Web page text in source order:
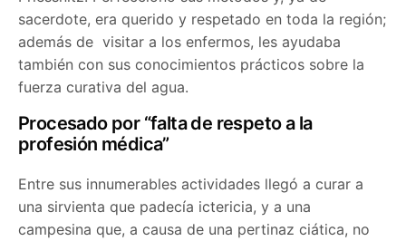
sacerdote, era querido y respetado en toda la región;
además de visitar a los enfermos, les ayudaba
también con sus conocimientos prácticos sobre la
fuerza curativa del agua.
Procesado por “falta de respeto a la
profesión médica”
Entre sus innumerables actividades llegó a curar a
una sirvienta que padecía ictericia, y a una
campesina que, a causa de una pertinaz ciática, no